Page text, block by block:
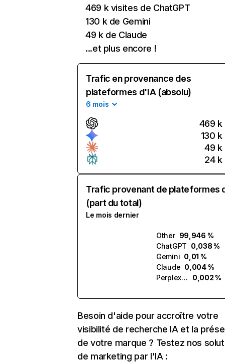
469 k visites de ChatGPT
130 k de Gemini
49 k de Claude
...et plus encore !
Trafic en provenance des
plateformes d'IA (absolu)
6 mois
469 k
130 k
49 k
24 k
Trafic provenant de plateformes
(part du total)
Le mois dernier
Other 99,946 %
ChatGPT 0,038 %
Gemini 0,01 %
Claude 0,004 %
Perplexity
0,002 %
Besoin d'aide pour accroître votre
visibilité de recherche IA et la
de votre marque ? Testez nos
de marketing par l'IA :